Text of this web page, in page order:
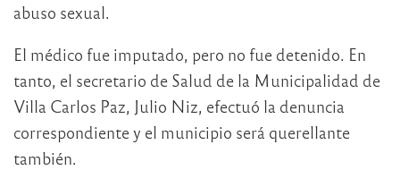
abuso sexual.
El médico fue imputado, pero no fue detenido. En
tanto, el secretario de Salud de la Municipalidad de
Villa Carlos Paz, Julio Niz, efectuó la denuncia
correspondiente y el municipio será querellante
también.